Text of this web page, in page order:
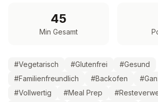
45
Min Gesamt
#Vegetarisch #Glutenfrei #Gesund
#Familienfreundlich #Backofen #
#Vollwertig #Meal Prep #